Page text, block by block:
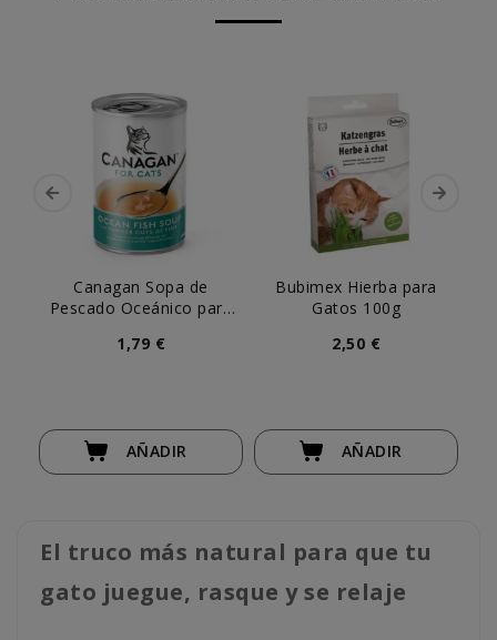
Canagan Sopa de
Pescado Oceánico para
1,79 €
AÑADIR
Bubimex Hierba para
Gatos 100g
2,50 €
AÑADIR
El truco más natural para que tu
gato juegue, rasque y se relaje